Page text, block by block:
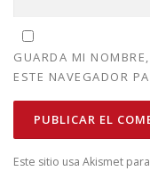
GUARDA MI
ESTE NAVEGADOR
Este sitio usa Akismet